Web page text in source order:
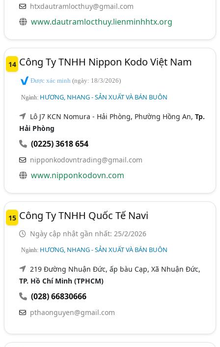
htxdautramlocthuy@gmail.com
www.dautramlocthuy.lienminhhtx.org
14 Công Ty TNHH Nippon Kodo Việt Nam
Được xác minh(ngày: 18/3/2026)
Ngành: HƯƠNG, NHANG - SẢN XUẤT VÀ BÁN BUÔN
Lô J7 KCN Nomura - Hải Phòng, Phường Hồng An,Tp.
Hải Phòng
(0225) 3618 654
nipponkodovntrading@gmail.com
www.nipponkodovn.com
15 Công Ty TNHH Quốc Tế Navi
Ngày cập nhật gần nhất: 25/2/2026
Ngành: HƯƠNG, NHANG - SẢN XUẤT VÀ BÁN BUÔN
219 Đường Nhuận Đức, ấp bàu Cạp, Xã Nhuận Đức,
TP. Hồ Chí Minh (TPHCM)
(028) 66830666
pthaonguyen@gmail.com